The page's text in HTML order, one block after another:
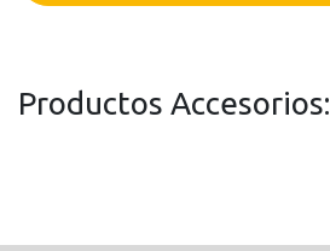
Productos Accesorios: